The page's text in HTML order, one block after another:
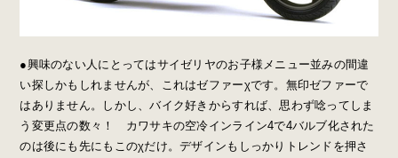
●興味のない人にとってはサイゼリヤのお子様メニュー並みの間違
い探しかもしれませんが、これはゼファーχです。無印ゼファーで
はありません。しかし、バイク好きからすれば、思わず唸ってしま
う変更点の数々！ カワサキの空冷インライン4で4バルブ化された
のは後にも先にもこのχだけ。デザインもしっかりトレンドを押さ